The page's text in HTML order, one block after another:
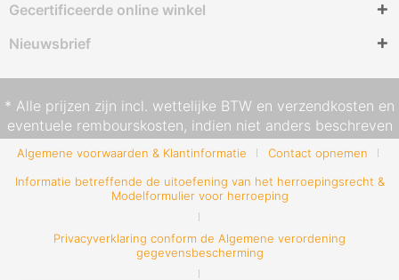
Gecertificeerde online winkel
Nieuwsbrief
* Alle prijzen zijn incl. wettelijke BTW en verzendkosten en
eventuele rembourskosten, indien niet anders beschreven
Algemene voorwaarden & Klantinformatie
Contact opnemen
Informatie betreffende de uitoefening van het herroepingsrecht &
Modelformulier voor herroeping
Privacyverklaring conform de Algemene verordening
gegevensbescherming